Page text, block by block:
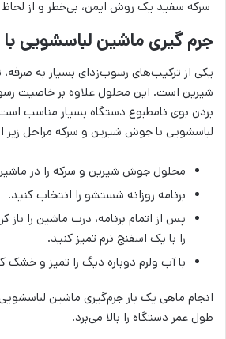
سرکه سفید یک روش ایمن، بی‌خطر و از
جرم گیری ماشین لباسشویی
یکی از ترکیب‌های رسوب‌زدای بسیار به
شیرین است. این محلول علاوه بر خاصیت
بردن بوی نامطبوع دستگاه بسیار مناسب
لباسشویی با جوش شیرین و سرکه مراحل زیر
محلول جوش شیرین و سرکه را در ماشین
برنامه روزانه شستشو را انتخاب کنید.
پس از اتمام برنامه، درب ماشین را
را با یک اسفنج نرم تمیز کنید.
با آب ولرم دوباره دیگ را تمیز و خشک
انجام ماهی یک بار جرم‌گیری ماشین
طول عمر دستگاه را بالا می‌برد.